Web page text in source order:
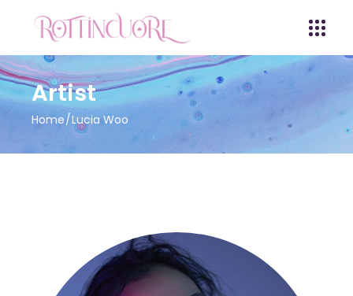
Artist
Home Lucia Woo